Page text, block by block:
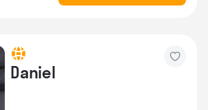
Daniel